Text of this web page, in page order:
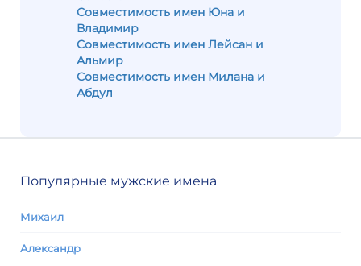
Совместимость имен Юна и
Владимир
Совместимость имен Лейсан и
Альмир
Совместимость имен Милана и
Абдул
Популярные мужские имена
Михаил
Александр